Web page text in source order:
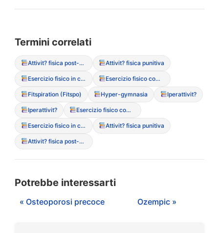
Termini correlati
Attivit? fisica post-prandiale Attivit? fisica punitiva
Esercizio fisico in camera (segreto e notturno) Esercizio fisico compulsivo (Overtraining)
Fitspiration (Fitspo) Hyper-gymnasia Iperattivit?
Iperattivit? Esercizio fisico compulsivo (Overtraining)
Esercizio fisico in camera (segreto e notturno) Attivit? fisica punitiva
Attivit? fisica post-prandiale
Potrebbe interessarti
« Osteoporosi precoce Ozempic »